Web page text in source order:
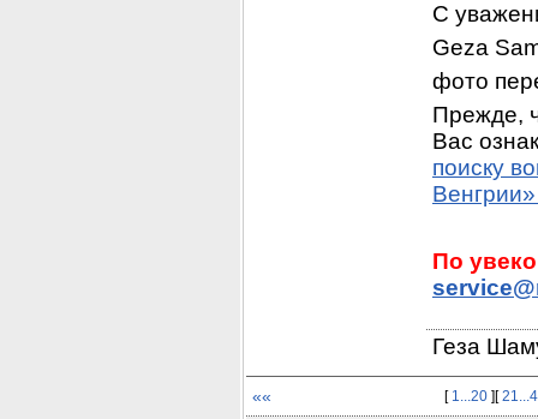
С
Geza
фото
Прежде,
Вас
поиску
Геза
«« [ 1...20][